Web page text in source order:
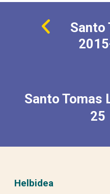
Santo
Santo Tomas
25
Helbidea